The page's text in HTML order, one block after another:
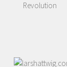
Revolution